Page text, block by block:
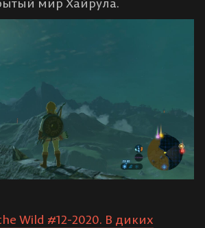
Wild #12-2020. В диких